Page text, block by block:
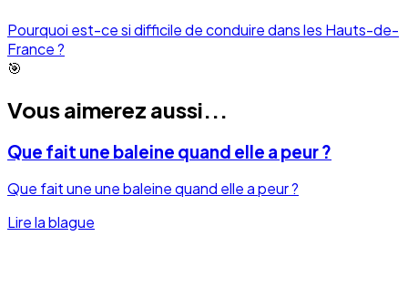
Pourquoi est-ce si difficile de conduire dans les Hauts-de-
France ?
🎯
Vous aimerez aussi...
Que fait une baleine quand elle a peur ?
Que fait une une baleine quand elle a peur ?
Lire la blague